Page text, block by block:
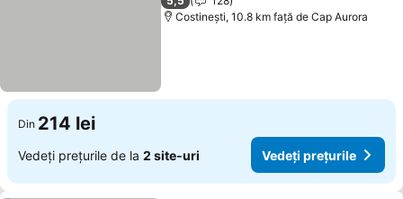
Costinești, 10.8 km faţă de Cap Aurora
Din 214 lei
Vedeți prețurile de la 2 site-uri Vedeți prețurile